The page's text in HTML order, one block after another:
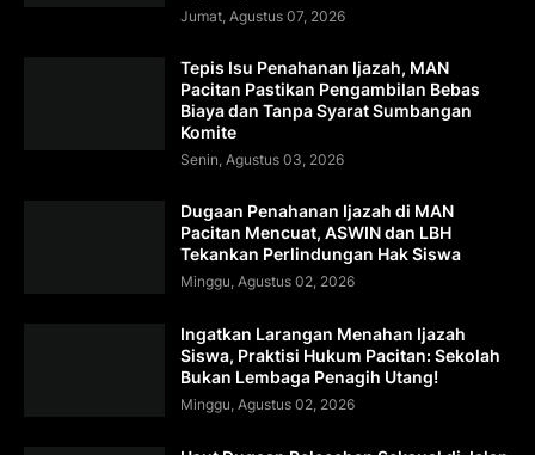
Jumat, Agustus 07, 2026
Tepis Isu Penahanan Ijazah, MAN
Pacitan Pastikan Pengambilan Bebas
Biaya dan Tanpa Syarat Sumbangan
Komite
Senin, Agustus 03, 2026
Dugaan Penahanan Ijazah di MAN
Pacitan Mencuat, ASWIN dan LBH
Tekankan Perlindungan Hak Siswa
Minggu, Agustus 02, 2026
Ingatkan Larangan Menahan Ijazah
Siswa, Praktisi Hukum Pacitan: Sekolah
Bukan Lembaga Penagih Utang!
Minggu, Agustus 02, 2026